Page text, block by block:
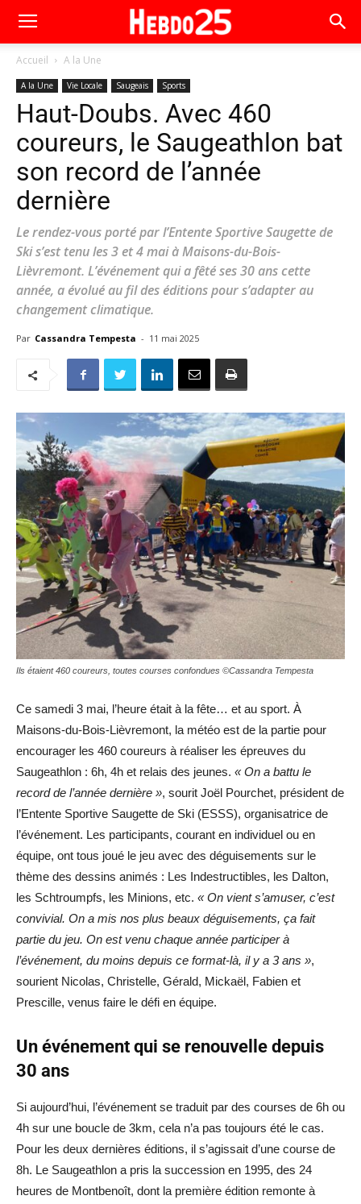
Accueil A la Une
A la Une Vie Locale Saugeais Sports
Haut-Doubs. Avec 460
coureurs, le Saugeathlon bat
son record de l’année
dernière
Le rendez-vous porté par l’Entente Sportive Saugette de
Ski s’est tenu les 3 et 4 mai à Maisons-du-Bois-
Lièvremont. L’événement qui a fêté ses 30 ans cette
année, a évolué au fil des éditions pour s’adapter au
changement climatique.
Par Cassandra Tempesta - 11 mai 2025
Ils étaient 460 coureurs, toutes courses confondues ©Cassandra Tempesta
Ce samedi 3 mai, l’heure était à la fête… et au sport. À
Maisons-du-Bois-Lièvremont, la météo est de la partie pour
encourager les 460 coureurs à réaliser les épreuves du
Saugeathlon : 6h, 4h et relais des jeunes. « On a battu le
record de l’année dernière », sourit Joël Pourchet, président de
l’Entente Sportive Saugette de Ski (ESSS), organisatrice de
l’événement. Les participants, courant en individuel ou en
équipe, ont tous joué le jeu avec des déguisements sur le
thème des dessins animés : Les Indestructibles, les Dalton,
les Schtroumpfs, les Minions, etc. « On vient s’amuser, c’est
convivial. On a mis nos plus beaux déguisements, ça fait
partie du jeu. On est venu chaque année participer à
l’événement, du moins depuis ce format-là, il y a 3 ans »,
sourient Nicolas, Christelle, Gérald, Mickaël, Fabien et
Prescille, venus faire le défi en équipe.
Un événement qui se renouvelle depuis
30 ans
Si aujourd’hui, l’événement se traduit par des courses de 6h ou
4h sur une boucle de 3km, cela n’a pas toujours été le cas.
Pour les deux dernières éditions, il s’agissait d’une course de
8h. Le Saugeathlon a pris la succession en 1995, des 24
heures de Montbenoît, dont la première édition remonte à